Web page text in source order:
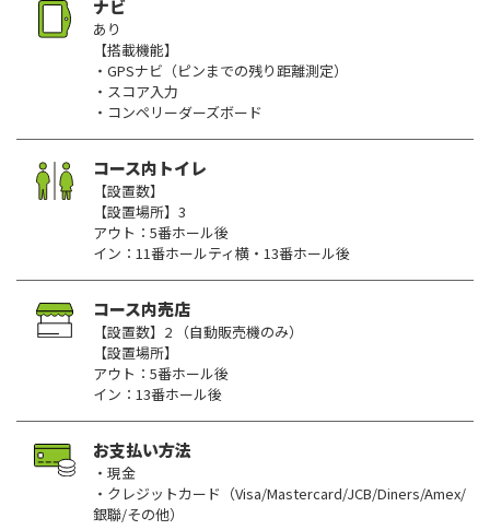
ナビ
あり
【搭載機能】
・GPSナビ（ピンまでの残り距離測定）
・スコア入力
・コンペリーダーズボード
コース内トイレ
【設置数】
【設置場所】3
アウト：5番ホール後
イン：11番ホールティ横・13番ホール後
コース内売店
【設置数】2 （自動販売機のみ）
【設置場所】
アウト：5番ホール後
イン：13番ホール後
お支払い方法
・現金
・クレジットカード（Visa/Mastercard/JCB/Diners/Amex/
銀聯/その他）